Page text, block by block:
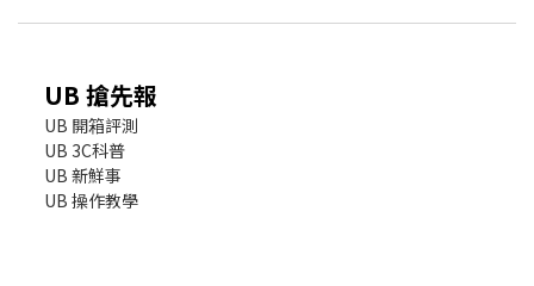
UB 搶先報
UB 開箱評測
UB 3C科普
UB 新鮮事
UB 操作教學